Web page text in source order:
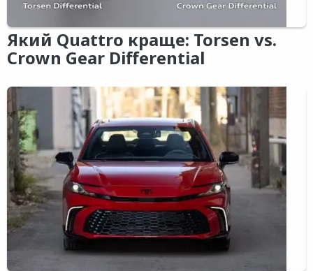
Який Quattro краще: Torsen vs.
Crown Gear Differential